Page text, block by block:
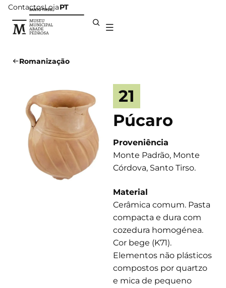
ContactosLojaPT
Romanização
21
Púcaro
Proveniência
Monte Padrão, Monte
Córdova, Santo Tirso.
Material
Cerâmica comum. Pasta
compacta e dura com
cozedura homogénea.
Cor bege (K71).
Elementos não plásticos
compostos por quartzo
e mica de pequeno